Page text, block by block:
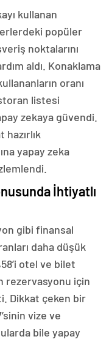
kullanan
popüler
noktalarını
aldı. Konaklama
oranı
listesi
zekaya güvendi.
yapay zeka
İhtiyatlı
gibi finansal
daha düşük
otel ve bilet
rezervasyonu için
Dikkat çeken bir
vize ve
bile yapay